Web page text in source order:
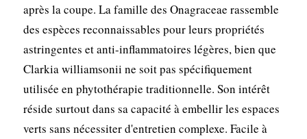
après la coupe. La famille des Onagraceae rassemble
des espèces reconnaissables pour leurs propriétés
astringentes et anti-inflammatoires légères, bien que
Clarkia williamsonii ne soit pas spécifiquement
utilisée en phytothérapie traditionnelle. Son intérêt
réside surtout dans sa capacité à embellir les espaces
verts sans nécessiter d'entretien complexe. Facile à